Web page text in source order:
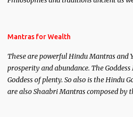
published. Certain real life cases
here, Historical references will also be
clear the air of mystery surrounding
We will strive as far as possible to
Mantras for Wealth
These are powerful Hindu Mantras and
prosperity and abundance. The
Goddess of plenty. So also is the Hindu
are also Shaabri Mantras composed by